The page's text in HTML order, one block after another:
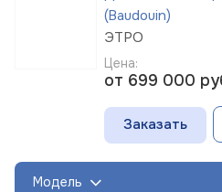
(Baudouin)
ЭТРО
Цена:
от 699 000
Заказать
Модель